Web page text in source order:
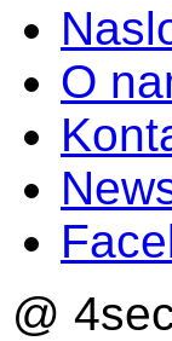
O
@